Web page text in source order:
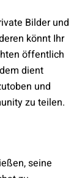
Bilder und
könnt Ihr
öffentlich
dient
und
zu teilen.
seine